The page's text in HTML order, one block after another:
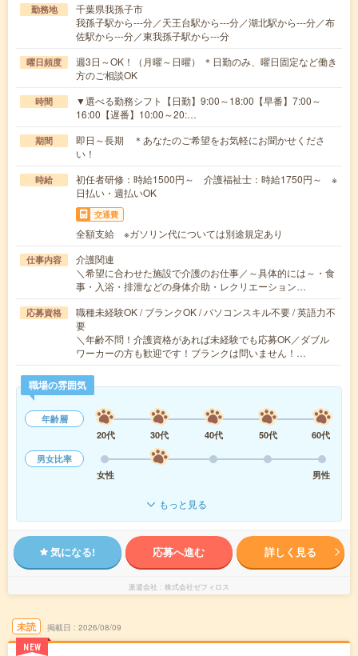
勤務地
千葉県我孫子市
我孫子駅から---分／天王台駅から---分／湖北駅から---分／布
佐駅から---分／東我孫子駅から---分
曜日頻度
週3日～OK！（月曜～日曜） ＊日勤のみ、曜日固定など働き
方のご相談OK
時間
▼選べる勤務シフト【日勤】9:00～18:00【早番】7:00～
16:00【遅番】10:00～20:…
期間
即日～長期 ＊あなたのご希望をお気軽にお聞かせくださ
い！
時給
初任者研修：時給1500円～ 介護福祉士：時給1750円～ ※
日払い・週払いOK
交通費
全額支給 ※ガソリン代については別途規定あり
仕事内容
介護関連
＼希望に合わせた施設で介護のお仕事／～具体的には～・食
事・入浴・排泄などの身体介助・レクリエーション…
応募資格
職種未経験OK / ブランクOK / パソコンスキル不要 / 英語力不
要
＼年齢不問！介護資格があれば未経験でも応募OK／ダブル
ワーカーの方も歓迎です！ブランクは問いません！…
職場の雰囲気
年齢層
20代
30代 40代 50代
60代
男女比率
女性
男性
もっと見る
気になる! 応募へ進む 詳しく見る
派遣会社 株式会社ゼフィロス
未読
NEW
掲載日 2026/08/09